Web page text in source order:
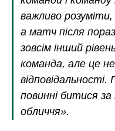
важливо
а матч після
зовсім інший
команда, але це
відповідальності.
повинні битися за
обличчя».